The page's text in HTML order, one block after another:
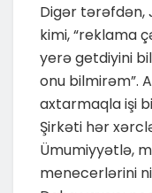
Digər tərəfdən,
kimi, “reklama
yerə getdiyini
onu bilmirəm”.
axtarmaqla işi
Şirkəti hər
Ümumiyyətlə,
menecerlərini